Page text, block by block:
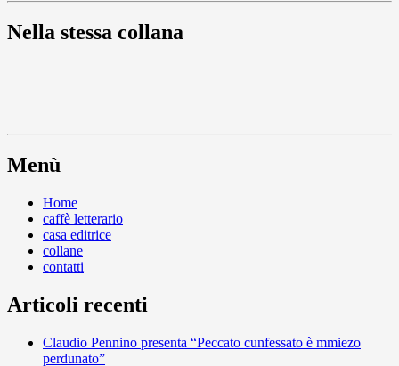
Nella stessa collana
Menù
Home
caffè letterario
casa editrice
collane
contatti
Articoli recenti
Claudio Pennino presenta “Peccato cunfessato è mmiezo
perdunato”